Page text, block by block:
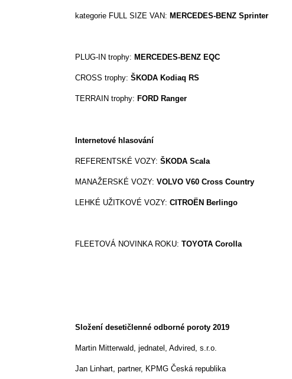
kategorie FULL SIZE VAN: MERCEDES-BENZ Sprinter
PLUG-IN trophy: MERCEDES-BENZ EQC
CROSS trophy: ŠKODA Kodiaq RS
TERRAIN trophy: FORD Ranger
Internetové hlasování
REFERENTSKÉ VOZY: ŠKODA Scala
MANAŽERSKÉ VOZY: VOLVO V60 Cross Country
LEHKÉ UŽITKOVÉ VOZY: CITROËN Berlingo
FLEETOVÁ NOVINKA ROKU: TOYOTA Corolla
Složení desetičlenné odborné poroty 2019
Martin Mitterwald, jednatel, Advired, s.r.o.
Jan Linhart, partner, KPMG Česká republika